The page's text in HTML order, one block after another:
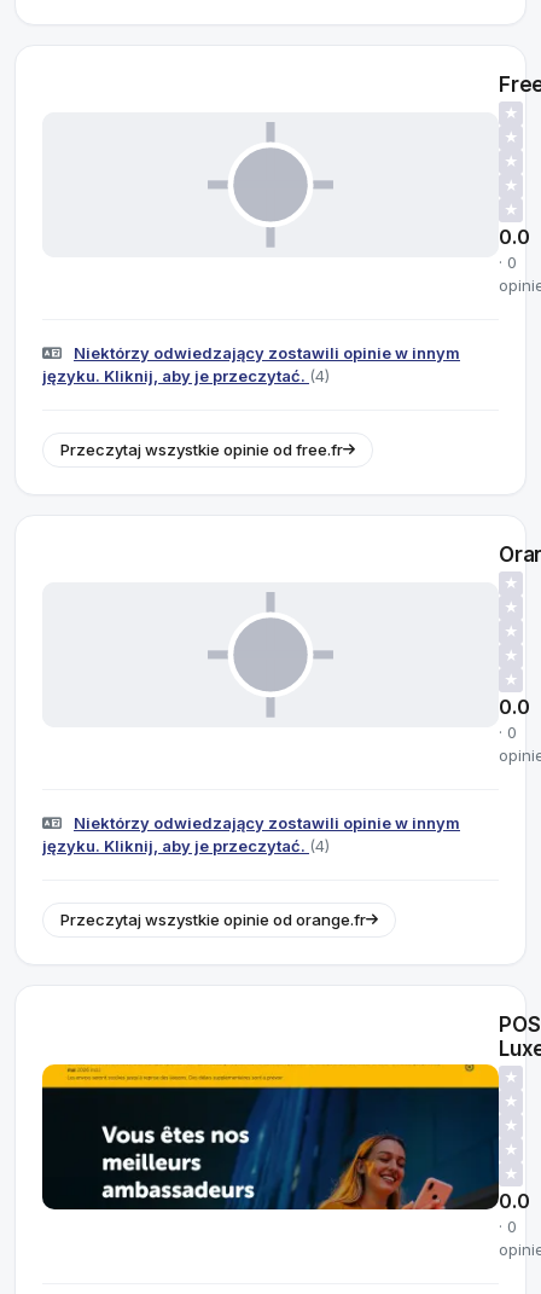
★
★
★
★
★
0.0
· 0
Niektórzy odwiedzający zostawili opinie w innym
języku. Kliknij, aby je przeczytać. (4)
Przeczytaj wszystkie opinie od free.fr
★
★
★
★
★
0.0
· 0
Niektórzy odwiedzający zostawili opinie w innym
języku. Kliknij, aby je przeczytać. (4)
Przeczytaj wszystkie opinie od orange.fr
★
★
★
★
★
0.0
· 0